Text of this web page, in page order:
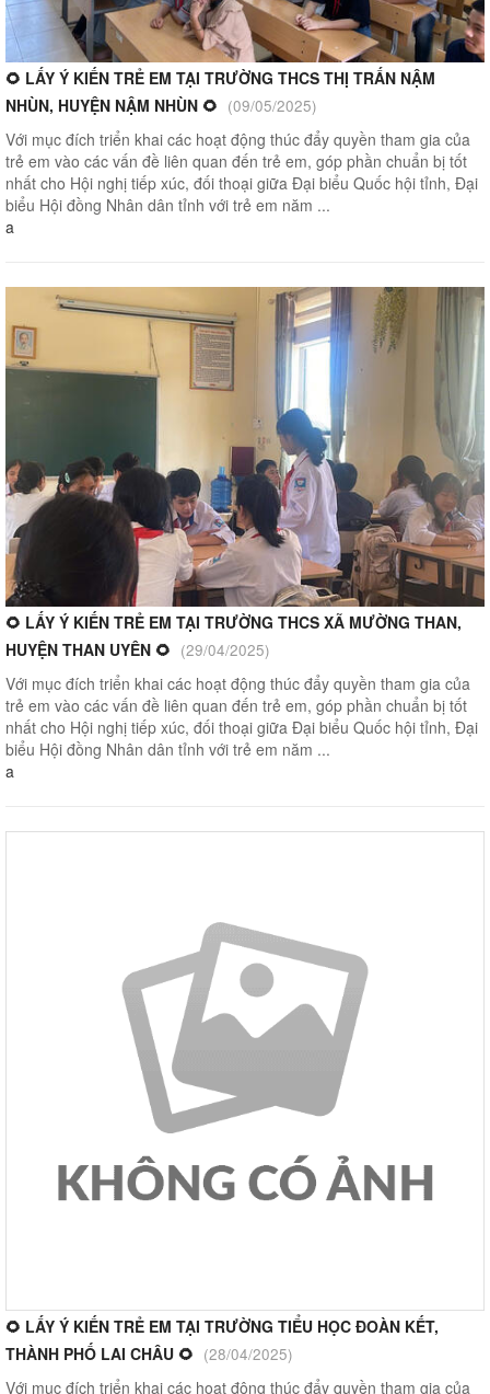
🌻 LẤY Ý KIẾN TRẺ EM TẠI TRƯỜNG THCS THỊ TRẤN NẬM
NHÙN, HUYỆN NẬM NHÙN 🌻 (09/05/2025)
Với mục đích triển khai các hoạt động thúc đẩy quyền tham gia của
trẻ em vào các vấn đề liên quan đến trẻ em, góp phần chuẩn bị tốt
nhất cho Hội nghị tiếp xúc, đối thoại giữa Đại biểu Quốc hội tỉnh, Đại
biểu Hội đồng Nhân dân tỉnh với trẻ em năm ...
a
🌻 LẤY Ý KIẾN TRẺ EM TẠI TRƯỜNG THCS XÃ MƯỜNG THAN,
HUYỆN THAN UYÊN 🌻 (29/04/2025)
Với mục đích triển khai các hoạt động thúc đẩy quyền tham gia của
trẻ em vào các vấn đề liên quan đến trẻ em, góp phần chuẩn bị tốt
nhất cho Hội nghị tiếp xúc, đối thoại giữa Đại biểu Quốc hội tỉnh, Đại
biểu Hội đồng Nhân dân tỉnh với trẻ em năm ...
a
🌻 LẤY Ý KIẾN TRẺ EM TẠI TRƯỜNG TIỂU HỌC ĐOÀN KẾT,
THÀNH PHỐ LAI CHÂU 🌻 (28/04/2025)
Với mục đích triển khai các hoạt động thúc đẩy quyền tham gia của